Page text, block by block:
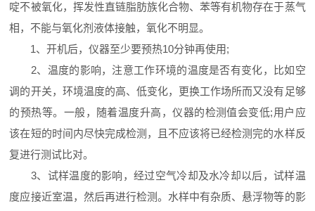
啶不被氧化，挥发性直链脂肪族化合物、苯等有机物存在于蒸气
相，不能与氧化剂液体接触，氧化不明显。
1、开机后，仪器至少要预热10分钟再使用;
2、温度的影响，注意工作环境的温度是否有变化，比如空
调的开关，环境温度的高、低变化，更换工作场所而又没有足够
的预热等。一般，随着温度升高，仪器的检测值会变低;用户应
该在短的时间内尽快完成检测，且不应该将已经检测完的水样反
复进行测试比对。
3、试样温度的影响，经过空气冷却及水冷却以后，试样温
度应接近室温，然后再进行检测。水样中有杂质、悬浮物等的影